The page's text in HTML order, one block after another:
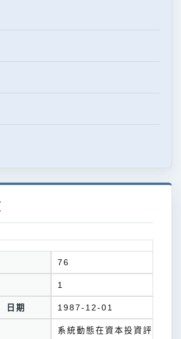
76
1
日期 1987-12-01
系統動態在資本投資評估上